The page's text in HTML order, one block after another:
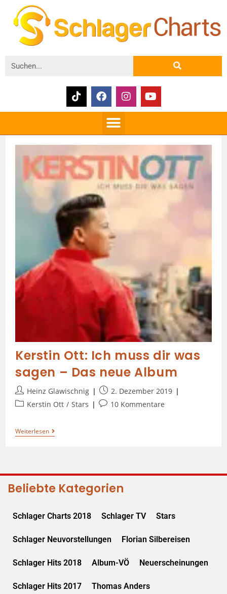
Kerstin Ott: Ich muss dir was
sagen – Das neue Album
Heinz Glawischnig
2. Dezember 2019
Kerstin Ott / Stars 10 Kommentare
Weiterlesen
Beliebte Kategorien
Schlager Charts 2018 Schlager TV Stars
Schlager Neuvorstellungen Florian Silbereisen
Schlager Hits 2018 Album-VÖ Neuerscheinungen
Schlager Hits 2017 Thomas Anders